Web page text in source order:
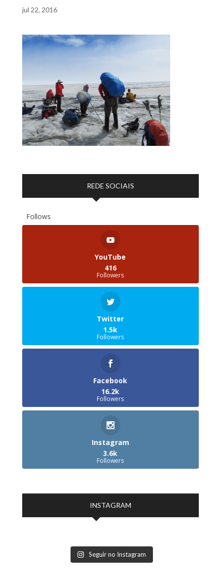
jul 22, 2016
REDE SOCIAIS
Follows
YouTube
416
Followers
Twitter
1.5k
Followers
Facebook
16.2k
Followers
Instagram
3.6k
Followers
INSTAGRAM
Seguir no Instagram